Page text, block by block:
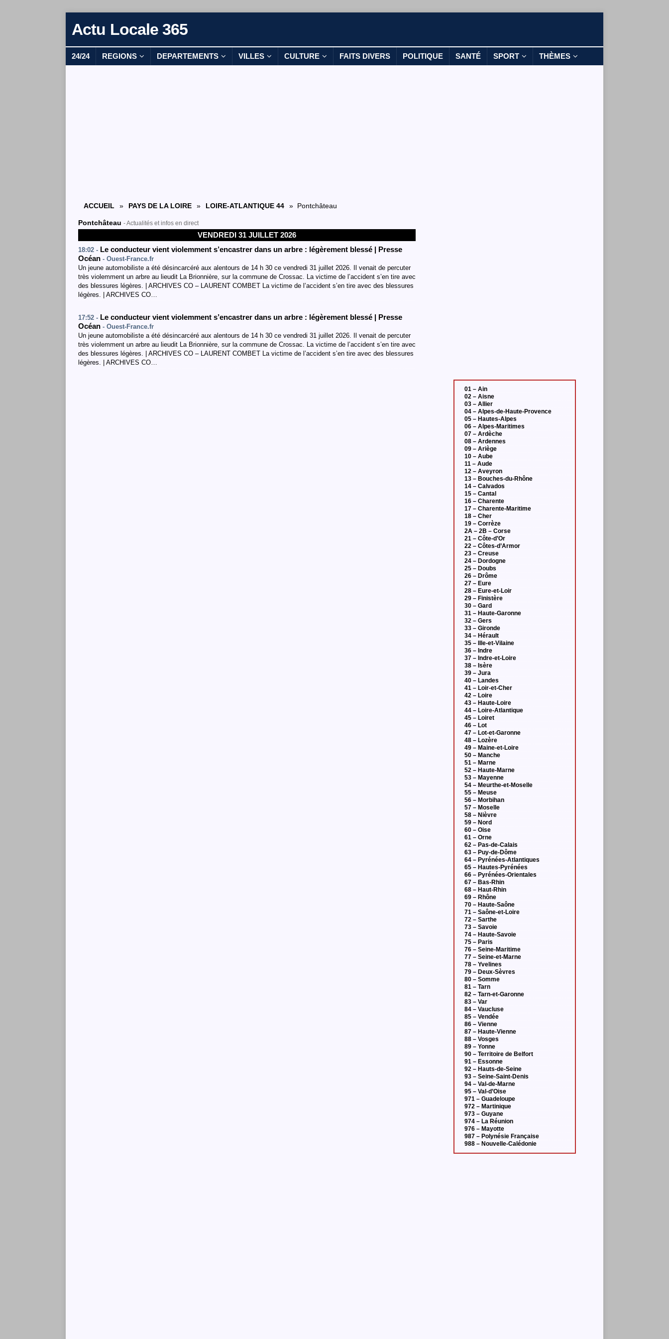
Actu Locale 365
24/24 REGIONS DEPARTEMENTS VILLES CULTURE FAITS DIVERS POLITIQUE SANTÉ SPORT THÈMES
ACCUEIL » PAYS DE LA LOIRE » LOIRE-ATLANTIQUE 44 » Pontchâteau
Pontchâteau - Actualités et infos en direct
VENDREDI 31 JUILLET 2026
18:02 - Le conducteur vient violemment s’encastrer dans un arbre : légèrement blessé | Presse
Océan - Ouest-France.fr
Un jeune automobiliste a été désincarcéré aux alentours de 14 h 30 ce vendredi 31 juillet 2026. Il venait de percuter
très violemment un arbre au lieudit La Brionnière, sur la commune de Crossac. La victime de l’accident s’en tire avec
des blessures légères. | ARCHIVES CO – LAURENT COMBET La victime de l’accident s’en tire avec des blessures
légères. | ARCHIVES CO…
17:52 - Le conducteur vient violemment s’encastrer dans un arbre : légèrement blessé | Presse
Océan - Ouest-France.fr
Un jeune automobiliste a été désincarcéré aux alentours de 14 h 30 ce vendredi 31 juillet 2026. Il venait de percuter
très violemment un arbre au lieudit La Brionnière, sur la commune de Crossac. La victime de l’accident s’en tire avec
des blessures légères. | ARCHIVES CO – LAURENT COMBET La victime de l’accident s’en tire avec des blessures
légères. | ARCHIVES CO…
01 – Ain
02 – Aisne
03 – Allier
04 – Alpes-de-Haute-Provence
05 – Hautes-Alpes
06 – Alpes-Maritimes
07 – Ardèche
08 – Ardennes
09 – Ariège
10 – Aube
11 – Aude
12 – Aveyron
13 – Bouches-du-Rhône
14 – Calvados
15 – Cantal
16 – Charente
17 – Charente-Maritime
18 – Cher
19 – Corrèze
2A – 2B – Corse
21 – Côte-d’Or
22 – Côtes-d’Armor
23 – Creuse
24 – Dordogne
25 – Doubs
26 – Drôme
27 – Eure
28 – Eure-et-Loir
29 – Finistère
30 – Gard
31 – Haute-Garonne
32 – Gers
33 – Gironde
34 – Hérault
35 – Ille-et-Vilaine
36 – Indre
37 – Indre-et-Loire
38 – Isère
39 – Jura
40 – Landes
41 – Loir-et-Cher
42 – Loire
43 – Haute-Loire
44 – Loire-Atlantique
45 – Loiret
46 – Lot
47 – Lot-et-Garonne
48 – Lozère
49 – Maine-et-Loire
50 – Manche
51 – Marne
52 – Haute-Marne
53 – Mayenne
54 – Meurthe-et-Moselle
55 – Meuse
56 – Morbihan
57 – Moselle
58 – Nièvre
59 – Nord
60 – Oise
61 – Orne
62 – Pas-de-Calais
63 – Puy-de-Dôme
64 – Pyrénées-Atlantiques
65 – Hautes-Pyrénées
66 – Pyrénées-Orientales
67 – Bas-Rhin
68 – Haut-Rhin
69 – Rhône
70 – Haute-Saône
71 – Saône-et-Loire
72 – Sarthe
73 – Savoie
74 – Haute-Savoie
75 – Paris
76 – Seine-Maritime
77 – Seine-et-Marne
78 – Yvelines
79 – Deux-Sèvres
80 – Somme
81 – Tarn
82 – Tarn-et-Garonne
83 – Var
84 – Vaucluse
85 – Vendée
86 – Vienne
87 – Haute-Vienne
88 – Vosges
89 – Yonne
90 – Territoire de Belfort
91 – Essonne
92 – Hauts-de-Seine
93 – Seine-Saint-Denis
94 – Val-de-Marne
95 – Val-d’Oise
971 – Guadeloupe
972 – Martinique
973 – Guyane
974 – La Réunion
976 – Mayotte
987 – Polynésie Française
988 – Nouvelle-Calédonie